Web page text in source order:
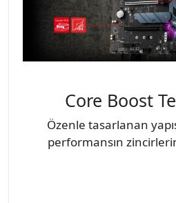
Core Boost
Özenle tasarlanan
performansın